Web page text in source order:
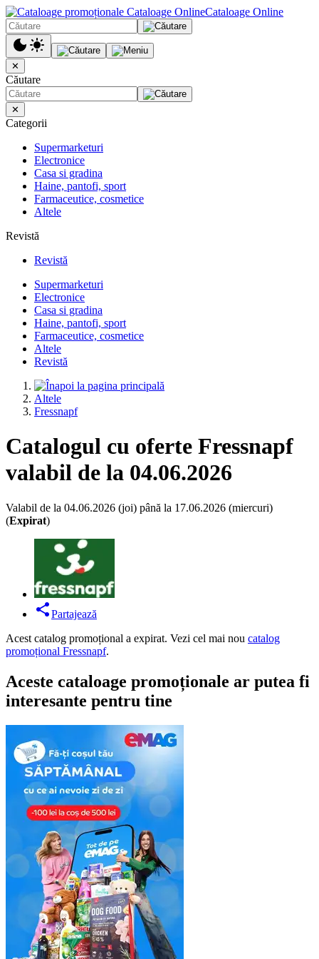
Cataloage Online
✕
Căutare
✕
Categorii
Supermarketuri
Electronice
Casa si gradina
Haine, pantofi, sport
Farmaceutice, cosmetice
Altele
Revistă
Revistă
Supermarketuri
Electronice
Casa si gradina
Haine, pantofi, sport
Farmaceutice, cosmetice
Altele
Revistă
Altele
Fressnapf
Catalogul cu oferte Fressnapf
valabil de la 04.06.2026
Valabil de la 04.06.2026 (joi) până la 17.06.2026 (miercuri)
(Expirat)
Partajează
Acest catalog promoțional a expirat. Vezi cel mai nou catalog
promoțional Fressnapf.
Aceste cataloage promoționale ar putea fi
interesante pentru tine